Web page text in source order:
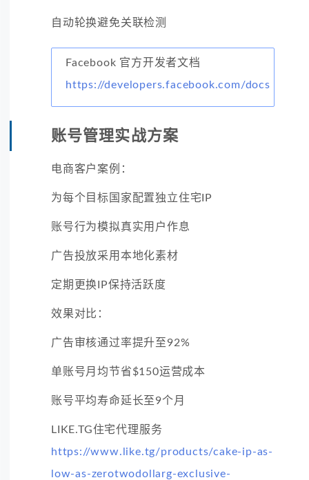
自动轮换避免关联检测
Facebook 官方开发者文档
https://developers.facebook.com/docs
账号管理实战方案
电商客户案例：
为每个目标国家配置独立住宅IP
账号行为模拟真实用户作息
广告投放采用本地化素材
定期更换IP保持活跃度
效果对比：
广告审核通过率提升至92%
单账号月均节省$150运营成本
账号平均寿命延长至9个月
LIKE.TG住宅代理服务
https://www.like.tg/products/cake-ip-as-
low-as-zerotwodollarg-exclusive-